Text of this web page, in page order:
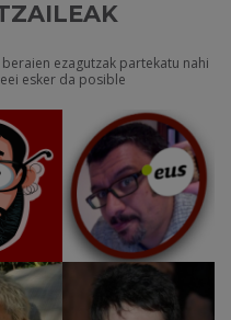
ezagutzak partekatu nahi
esker da posible